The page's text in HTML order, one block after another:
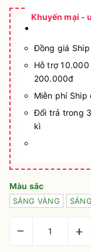
Khuyến mại -
Đồng giá
Hỗ trợ
200.000đ
Miễn phí
Đổi trả trong
kì
Màu sắc
SÁNG VÀNG
– +